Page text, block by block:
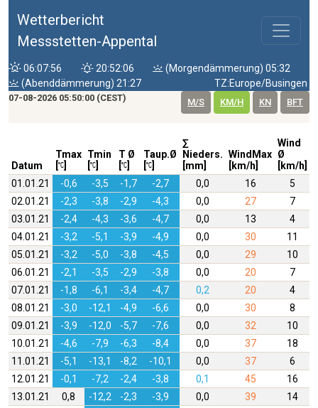
Wetterbericht
Messstetten-Appental
06:07:56 20:52:06
(Morgendämmerung) 05:32
(Abenddämmerung) 21:27
TZ:Europe/Busingen
07-08-2026 05:50:00 (CEST) M/S KM/H KN BFT
Datum
Tmax Tmin
T Ø
Taup.Ø
∑
Nieders.
[mm]
WindMax
[km/h]
Wind
Ø
[km/h]
01.01.21 -0,6 -3,5 -1,7 -2,7 0,0 16 5
02.01.21
-2,3 -3,8 -2,9 -4,3 0,0 27 7
03.01.21
-2,4 -4,3 -3,6 -4,7 0,0 13
4
04.01.21
-3,2 -5,1 -3,9 -4,9 0,0 30
11
05.01.21
-3,2 -5,0 -3,8 -4,5 0,0 29 10
06.01.21
-2,1 -3,5 -2,9 -3,8 0,0 20 7
07.01.21
-1,8 -6,1 -3,4 -4,7 0,2 20 4
08.01.21
-3,0 -12,1 -4,9 -6,6 0,0 30
8
09.01.21
-3,9 -12,0 -5,7 -7,6 0,0 32
10
10.01.21
-4,6 -7,9 -6,3 -8,4 0,0 37
18
11.01.21
-5,1 -13,1 -8,2 -10,1 0,0 37
6
12.01.21
-0,1 -7,2 -2,4 -3,8 0,1 45 16
13.01.21
0,8 -12,2 -2,3 -3,9 0,0 39
14